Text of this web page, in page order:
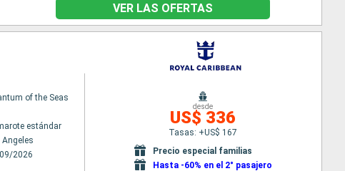
VER LAS OFERTAS
of the Seas
estándar
Angeles
2026
desde
US$ 336
Tasas: +US$ 167
Precio especial familias
Hasta -60% en el 2° pasajero